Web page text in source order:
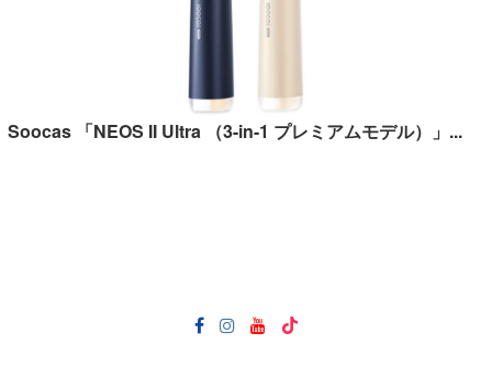
Soocas 「NEOS II Ultra （3-in-1 プレミアムモデル）」...